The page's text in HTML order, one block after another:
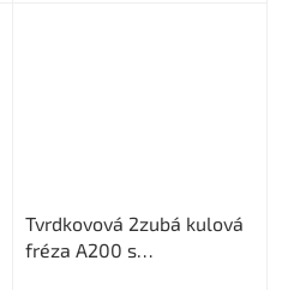
Tvrdkovová 2zubá kulová
fréza A200 s